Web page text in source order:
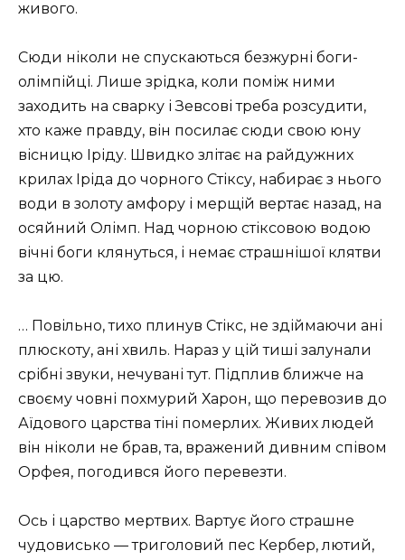
живого.
Сюди ніколи не спускаються безжурні боги-
олімпійці. Лише зрідка, коли поміж ними
заходить на сварку і Зевсові треба розсудити,
хто каже правду, він посилає сюди свою юну
вісницю Іріду. Швидко злітає на райдужних
крилах Іріда до чорного Стіксу, набирає з нього
води в золоту амфору і мерщій вертає назад, на
осяйний Олімп. Над чорною стіксовою водою
вічні боги клянуться, і немає страшнішої клятви
за цю.
… Повільно, тихо плинув Стікс, не здіймаючи ані
плюскоту, ані хвиль. Нараз у цій тиші залунали
срібні звуки, нечувані тут. Підплив ближче на
своєму човні похмурий Харон, що перевозив до
Аїдового царства тіні померлих. Живих людей
він ніколи не брав, та, вражений дивним співом
Орфея, погодився його перевезти.
Ось і царство мертвих. Вартує його страшне
чудовисько — триголовий пес Кербер, лютий,